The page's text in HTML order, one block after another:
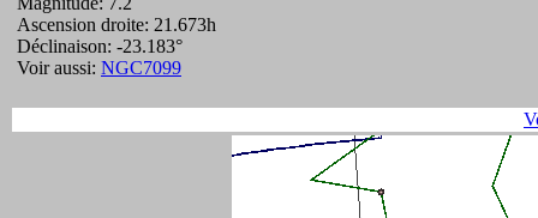
Ascension droite: 21.673h
Déclinaison: -23.183°
Voir aussi: NGC7099